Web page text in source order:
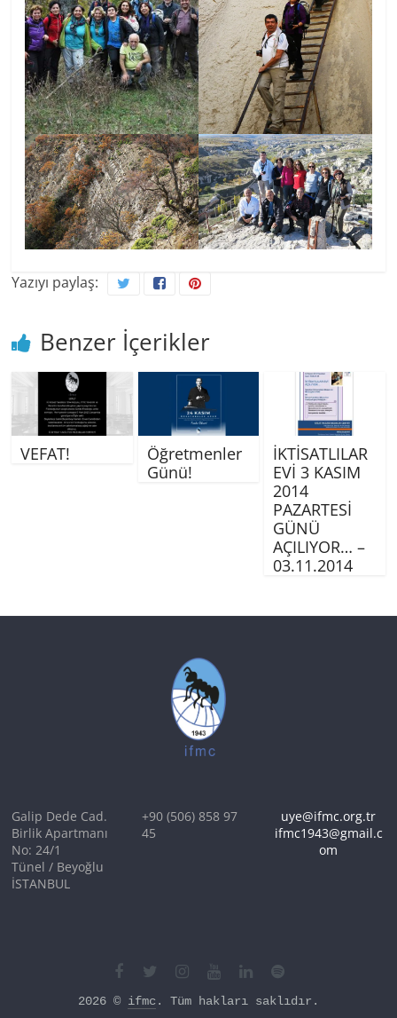
Yazıyı paylaş:
Benzer İçerikler
VEFAT!
Öğretmenler
Günü!
İKTİSATLILAR
EVİ 3 KASIM
2014
PAZARTESİ
GÜNÜ
AÇILIYOR… –
03.11.2014
Galip Dede Cad.
Birlik Apartmanı
No: 24/1
Tünel / Beyoğlu
İSTANBUL
+90 (506) 858 97
45
uye@ifmc.org.tr
ifmc1943@gmail.c
om
2026 © ifmc. Tüm hakları saklıdır.